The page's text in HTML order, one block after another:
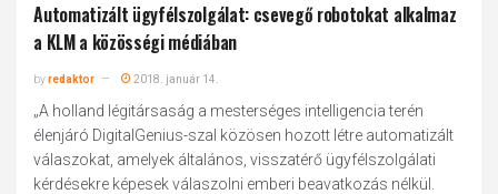
Automatizált ügyfélszolgálat: csevegő robotokat alkalmaz
a KLM a közösségi médiában
byredaktor 2018. január 14.
„A holland légitársaság a mesterséges intelligencia terén
élenjáró DigitalGenius-szal közösen hozott létre automatizált
válaszokat, amelyek általános, visszatérő ügyfélszolgálati
kérdésekre képesek válaszolni emberi beavatkozás nélkül.